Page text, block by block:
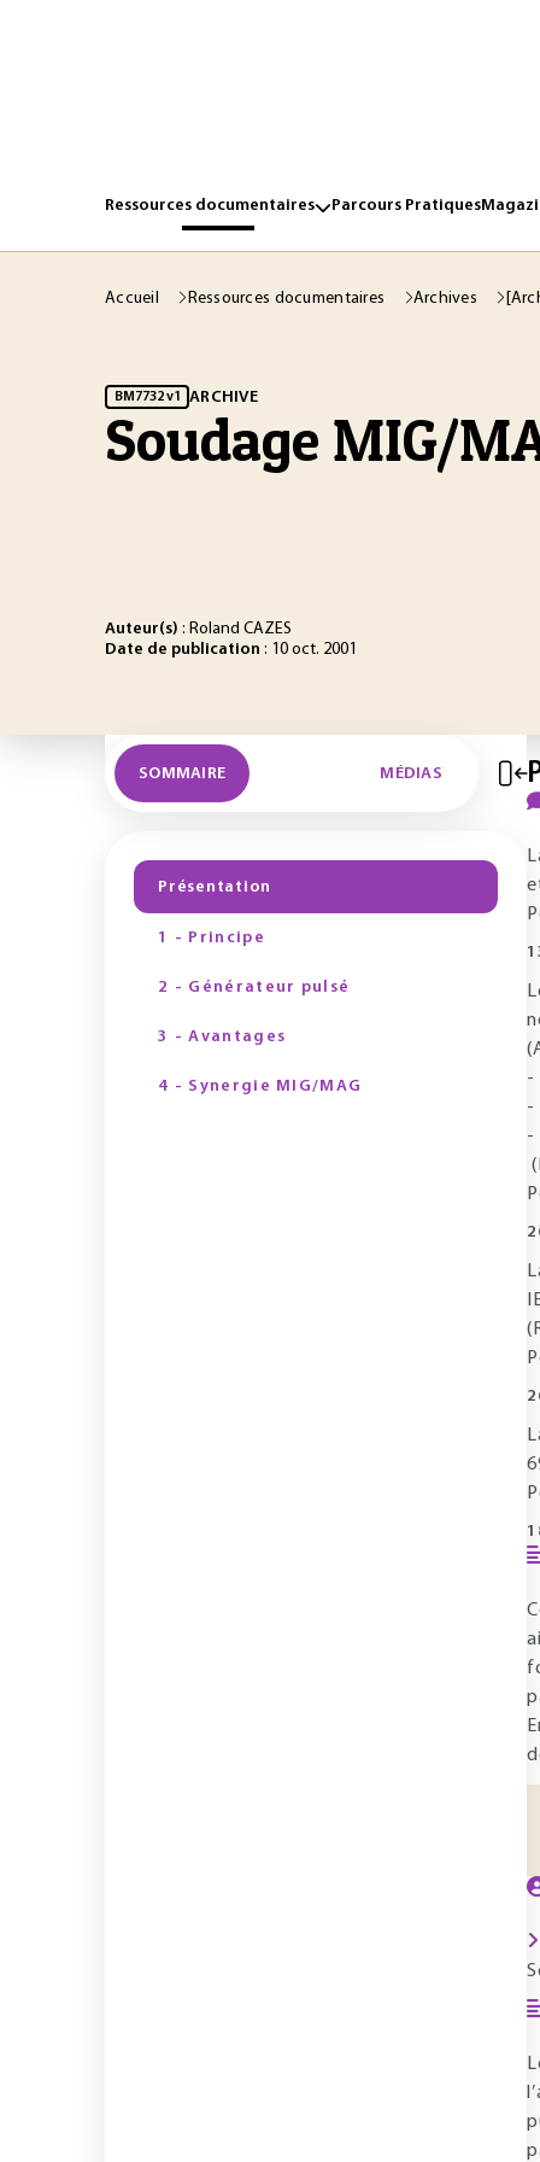
Ressources documentaires Parcours Pratiques
Accueil Ressources documentaires Archives
BM7732 v1 ARCHIVE
Soudage MIG/
Auteur(s) : Roland CAZES
Date de publication : 10 oct. 2001
SOMMAIRE MÉDIAS
Présentation
1 - Principe
2 - Générateur pulsé
3 - Avantages
4 - Synergie MIG/MAG
-
-
-